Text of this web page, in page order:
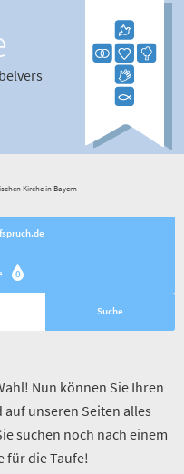
Kirche in Bayern
0
Nun können Sie Ihren
unseren Seiten alles
suchen noch nach einem
für die Taufe!